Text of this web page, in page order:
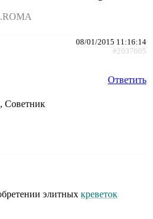
08/01/2015 11:16:14
#2037605
Ответить
Советник
элитных креветок